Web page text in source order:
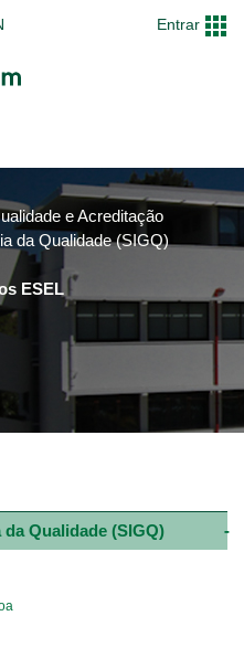
Entrar
e Acreditação
da Qualidade (SIGQ)
ESEL
Qualidade (SIGQ)